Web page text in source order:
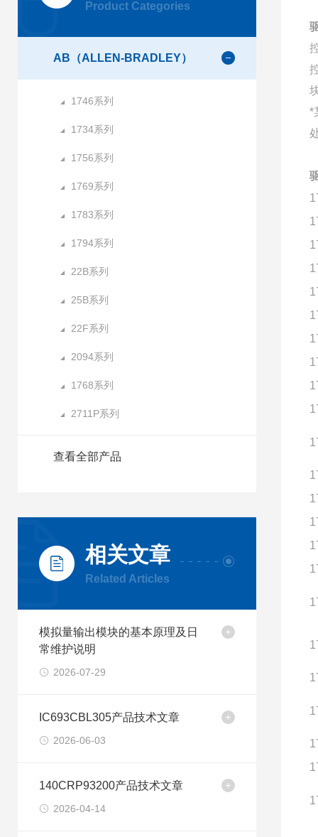
Product Categories
AB（ALLEN-BRADLEY）
1746系列
1734系列
1756系列
1769系列
1783系列
1794系列
22B系列
25B系列
22F系列
2094系列
1768系列
2711P系列
查看全部产品
相关文章
Related Articles
模拟量输出模块的基本原理及日
常维护说明
2026-07-29
IC693CBL305产品技术文章
2026-06-03
140CRP93200产品技术文章
2026-04-14
*